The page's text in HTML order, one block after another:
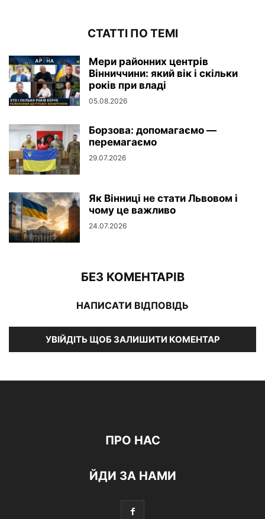
СТАТТІ ПО ТЕМІ
Мери районних центрів
Вінниччини: який вік і скільки
років при владі
05.08.2026
Борзова: допомагаємо —
перемагаємо
29.07.2026
Як Вінниці не стати Львовом і
чому це важливо
24.07.2026
БЕЗ КОМЕНТАРІВ
НАПИСАТИ ВІДПОВІДЬ
УВІЙДІТЬ ЩОБ ЗАЛИШИТИ КОМЕНТАР
ПРО НАС
ЙДИ ЗА НАМИ